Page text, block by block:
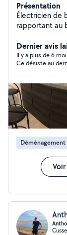
Présentation
Électricien de
rapportant au
Dernier avis
Il y a plus de 6
Ce désiste au